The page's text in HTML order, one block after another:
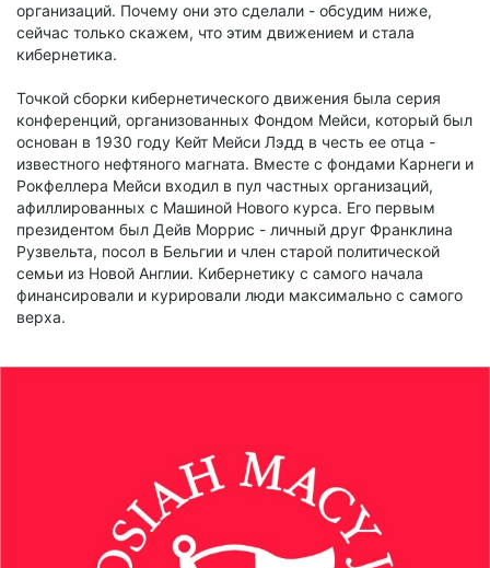
организаций. Почему они это сделали - обсудим ниже,
сейчас только скажем, что этим движением и стала
кибернетика.
Точкой сборки кибернетического движения была серия
конференций, организованных Фондом Мейси, который был
основан в 1930 году Кейт Мейси Лэдд в честь ее отца -
известного нефтяного магната. Вместе с фондами Карнеги и
Рокфеллера Мейси входил в пул частных организаций,
афиллированных с Машиной Нового курса. Его первым
президентом был Дейв Моррис - личный друг Франклина
Рузвельта, посол в Бельгии и член старой политической
семьи из Новой Англии. Кибернетику с самого начала
финансировали и курировали люди максимально с самого
верха.